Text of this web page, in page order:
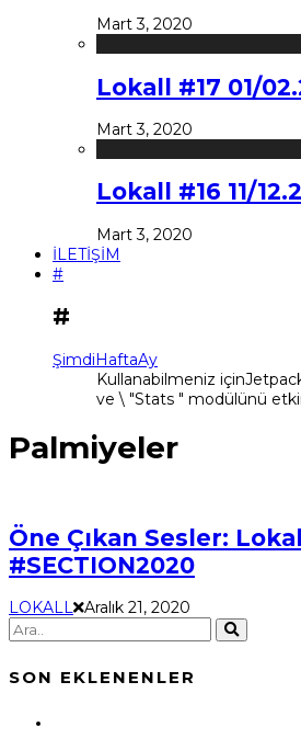
Mart 3, 2020
Lokall #17 01/
Mart 3, 2020
Lokall #16 11/
Mart 3, 2020
İLETİŞİM
#
#
ŞimdiHaftaAy
Kullanabilmeniz
ve \ "Stats " modülünü
Palmiyeler
Öne Çıkan Sesler:
#SECTION2020
LOKALL Aralık 21, 2020
SON EKLENENLER